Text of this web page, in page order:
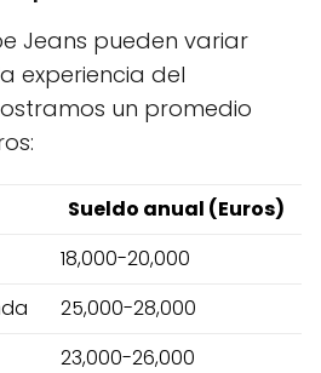
Jeans pueden variar
experiencia del
un promedio
Sueldo anual (Euros)
18,000-20,000
25,000-28,000
23,000-26,000